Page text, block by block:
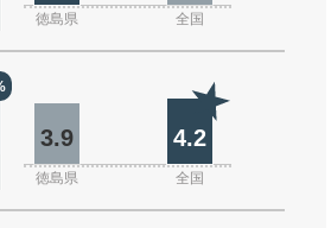
徳島県 全国
3.9 4.2
徳島県 全国